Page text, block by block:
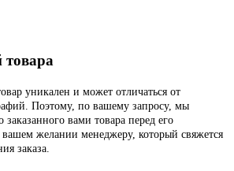
товара
уникален и может отличаться от
Поэтому, по вашему запросу, мы
вами товара перед его
желании менеджеру, который свяжется
заказа.